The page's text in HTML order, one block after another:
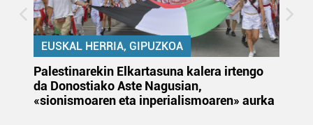
EUSKAL HERRIA, GIPUZKOA
Palestinarekin Elkartasuna kalera irtengo
da Donostiako Aste Nagusian,
«sionismoaren eta inperialismoaren» aurka